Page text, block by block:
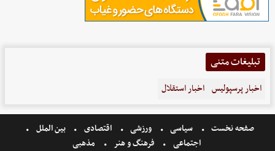
تبلیغات متنی
اخبار پرسپولیس اخبار استقلال
صفحه نخست سیاسی ورزشی اقتصادی
بین الملل
اجتماعی
فرهنگ و هنر مذهبی